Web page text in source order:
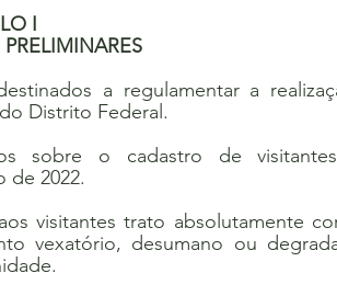
I
a regulamentar a
Distrito Federal.
sobre o cadastro de
de 2022.
visitantes trato absolutamente
vexatório, desumano ou